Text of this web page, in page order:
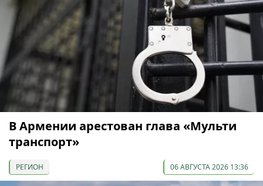
В Армении арестован глава «Мульти
транспорт»
РЕГИОН 06 АВГУСТА 2026 13:36